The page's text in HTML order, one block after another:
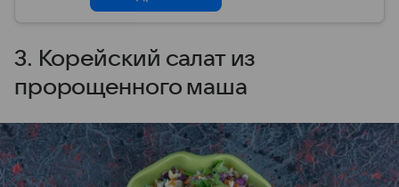
3. Корейский салат из
пророщенного маша